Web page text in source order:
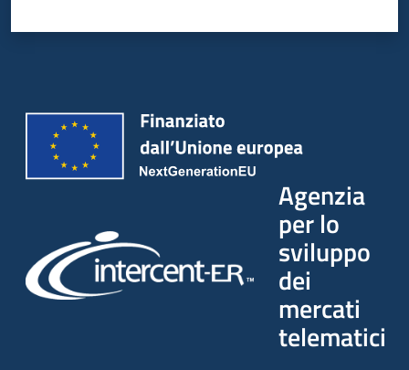
Agenzia
per lo
sviluppo
dei
mercati
telematici